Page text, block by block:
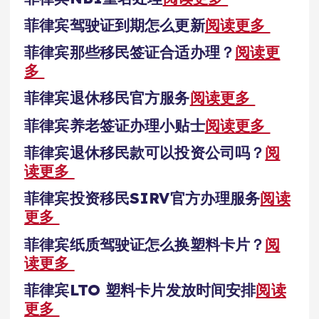
菲律宾驾驶证到期怎么更新阅读更多
菲律宾那些移民签证合适办理？阅读更
多
菲律宾退休移民官方服务阅读更多
菲律宾养老签证办理小贴士阅读更多
菲律宾退休移民款可以投资公司吗？阅
读更多
菲律宾投资移民SIRV官方办理服务阅读
更多
菲律宾纸质驾驶证怎么换塑料卡片？阅
读更多
菲律宾LTO 塑料卡片发放时间安排阅读
更多